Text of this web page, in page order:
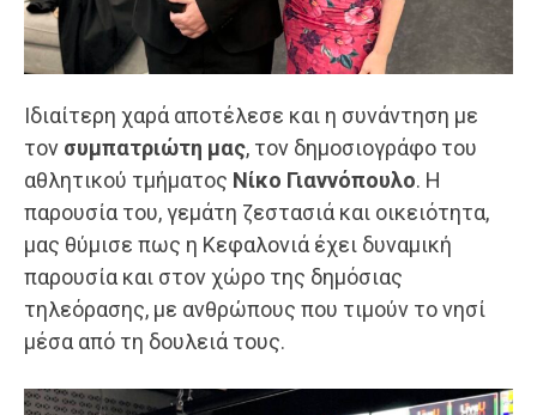
Ιδιαίτερη χαρά αποτέλεσε και η συνάντηση με
τον συμπατριώτη μας, τον δημοσιογράφο του
αθλητικού τμήματος Νίκο Γιαννόπουλο. Η
παρουσία του, γεμάτη ζεστασιά και οικειότητα,
μας θύμισε πως η Κεφαλονιά έχει δυναμική
παρουσία και στον χώρο της δημόσιας
τηλεόρασης, με ανθρώπους που τιμούν το νησί
μέσα από τη δουλειά τους.